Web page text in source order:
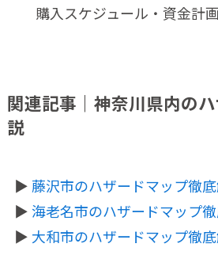
購入スケジュール・資金計
関連記事｜神奈川県内の
説
▶ 藤沢市のハザードマップ徹
▶ 海老名市のハザードマップ
▶ 大和市のハザードマップ徹